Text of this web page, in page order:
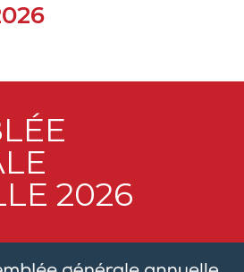
2026